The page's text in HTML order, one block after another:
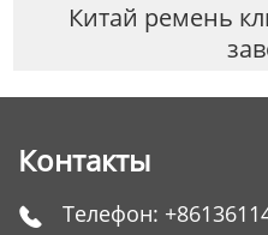
Китай ремень
Контакты
 Телефон: